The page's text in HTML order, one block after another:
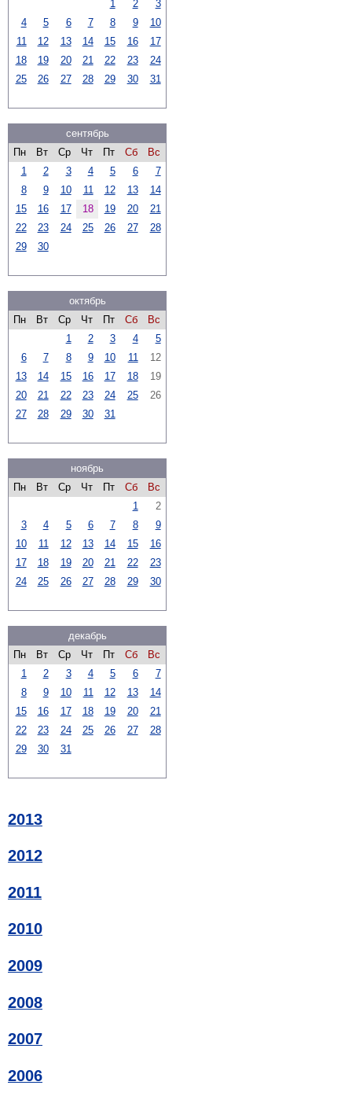
1
2
3
4
5 6 7 8 9
10
11
12 13 14 15 16
17
18
19 20 21 22 23
24
25
26 27 28 29 30 31
сентябрь
Пн
Вт Ср Чт Пт Сб
Вс
1
2 3 4 5 6
7
8
9 10 11 12 13
14
15
16 17 18 19 20
21
22
23 24 25 26 27
28
29
30
октябрь
Пн
Вт Ср Чт Пт Сб
Вс
1
2 3 4
5
6
7 8 9 10 11
12
13
14 15 16 17 18
19
20
21 22 23 24 25
26
27
28 29 30 31
ноябрь
Пн
Вт Ср Чт Пт Сб
Вс
1
2
3
4 5 6 7 8
9
10
11 12 13 14 15
16
17
18 19 20 21 22
23
24
25 26 27 28 29 30
декабрь
Пн
Вт Ср Чт Пт Сб
Вс
1
2 3 4 5 6
7
8
9 10 11 12 13
14
15
16 17 18 19 20
21
22
23 24 25 26 27
28
29
30 31
2013
2012
2011
2010
2009
2008
2007
2006